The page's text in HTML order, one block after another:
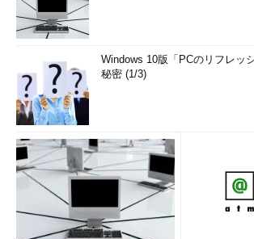
Windows 10版「PCのリフレッ
秘密 (1/3)